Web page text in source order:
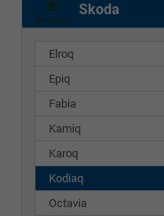
Skoda
Elroq
Epiq
Fabia
Kamiq
Karoq
Kodiaq
Octavia